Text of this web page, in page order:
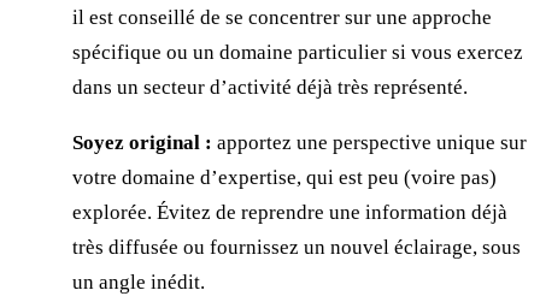
il est conseillé de se concentrer sur une approche
spécifique ou un domaine particulier si vous exercez
dans un secteur d’activité déjà très représenté.
Soyez original : apportez une perspective unique sur
votre domaine d’expertise, qui est peu (voire pas)
explorée. Évitez de reprendre une information déjà
très diffusée ou fournissez un nouvel éclairage, sous
un angle inédit.